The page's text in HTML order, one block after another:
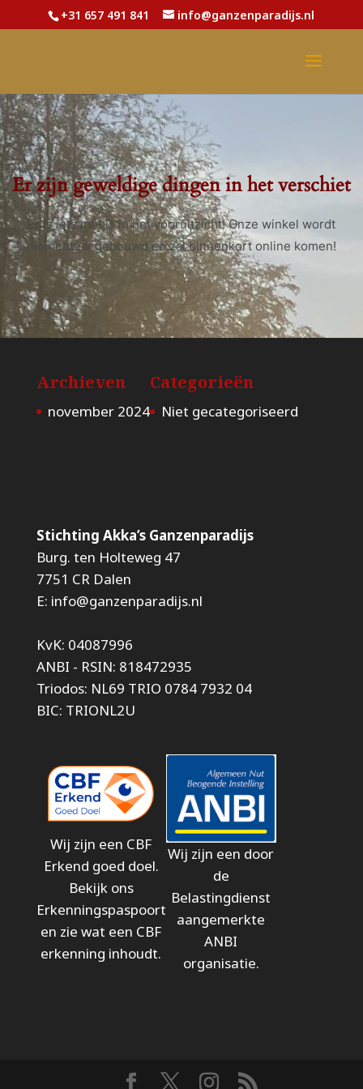
+31 657 491 841 info@ganzenparadijs.nl
Er zijn geweldige dingen in het verschiet
Er is iets moois in het vooruitzicht! Onze winkel wordt
momenteel gebouwd en zal binnenkort online komen!
Archieven
november 2024
Categorieën
Niet gecategoriseerd
Stichting Akka’s Ganzenparadijs
Burg. ten Holteweg 47
7751 CR Dalen
E: info@ganzenparadijs.nl
KvK: 04087996
ANBI - RSIN: 818472935
Triodos: NL69 TRIO 0784 7932 04
BIC: TRIONL2U
Wij zijn een CBF
Erkend goed doel.
Bekijk ons
Erkenningspaspoort
en zie wat een CBF
erkenning inhoudt.
Wij zijn een door
de
Belastingdienst
aangemerkte
ANBI
organisatie.